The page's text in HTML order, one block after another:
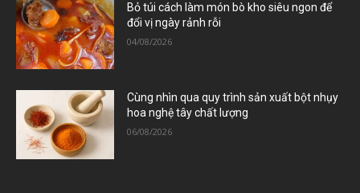
Bỏ túi cách làm món bò kho siêu ngon để
đổi vị ngày rảnh rỗi
04/08/2026
Cùng nhìn qua quy trình sản xuất bột nhụy
hoa nghệ tây chất lượng
06/08/2026